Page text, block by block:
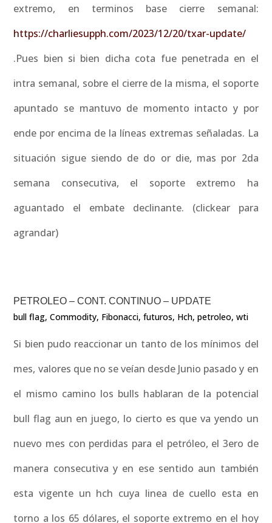
extremo, en terminos base cierre semanal:
https://charliesupph.com/2023/12/20/txar-update/
.Pues bien si bien dicha cota fue penetrada en el
intra semanal, sobre el cierre de la misma, el soporte
apuntado se mantuvo de momento intacto y por
ende por encima de la líneas extremas señaladas. La
situación sigue siendo de do or die, mas por 2da
semana consecutiva, el soporte extremo ha
aguantado el embate declinante. (clickear para
agrandar)
PETROLEO – CONT. CONTINUO – UPDATE
bull flag,Commodity, Fibonacci,futuros, Hch,petroleo,wti
Si bien pudo reaccionar un tanto de los mínimos del
mes, valores que no se veían desde Junio pasado y en
el mismo camino los bulls hablaran de la potencial
bull flag aun en juego, lo cierto es que va yendo un
nuevo mes con perdidas para el petróleo, el 3ero de
manera consecutiva y en ese sentido aun también
esta vigente un hch cuya linea de cuello esta en
torno a los 65 dólares, el soporte extremo en el hoy